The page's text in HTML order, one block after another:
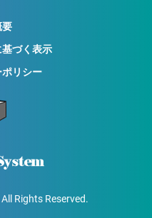
要
づく表示
リシー
Rights Reserved.